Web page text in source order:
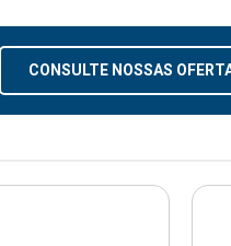
CONSULTE NOSSAS